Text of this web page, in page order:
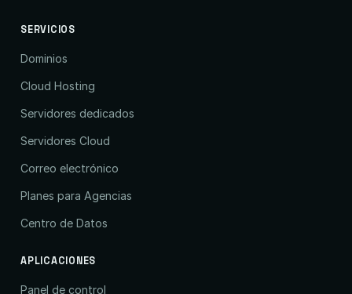
SERVICIOS
Dominios
Cloud Hosting
Servidores dedicados
Servidores Cloud
Correo electrónico
Planes para Agencias
Centro de Datos
APLICACIONES
Panel de control